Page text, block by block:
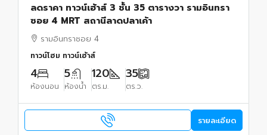
ลดราคา ทาวน์เฮ้าส์ 3 ชั้น 35 ตารางวา รามอินทรา
ซอย 4 MRT สถานีลาดปลาเค้า
รามอินทราซอย 4
ทาวน์โฮม ทาวน์เฮ้าส์
4
ห้องนอน
5
ห้องน้ำ
120
ตร.ม.
35
ตร.ว.
รายละเอียด